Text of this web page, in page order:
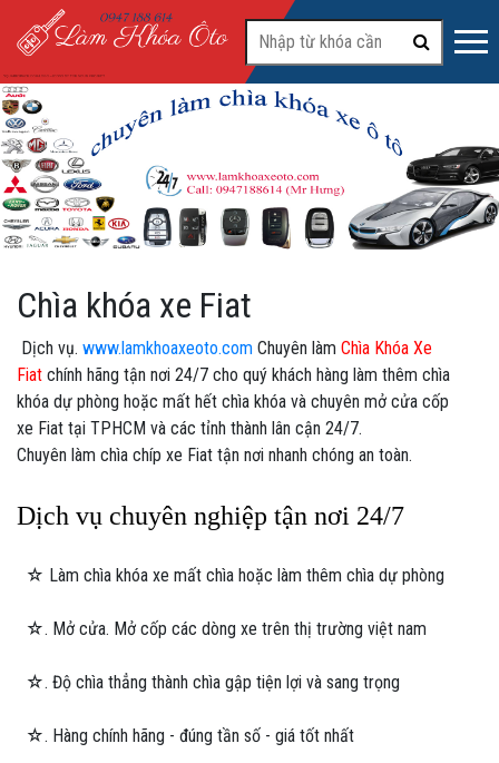
Chìa khóa xe Fiat
Dịch vụ. www.lamkhoaxeoto.com Chuyên làm Chìa Khóa Xe
Fiat chính hãng tận nơi 24/7 cho quý khách hàng làm thêm chìa
khóa dự phòng hoặc mất hết chìa khóa và chuyên mở cửa cốp
xe Fiat tại TPHCM và các tỉnh thành lân cận 24/7.
Chuyên làm chìa chíp xe Fiat tận nơi nhanh chóng an toàn.
Dịch vụ chuyên nghiệp tận nơi 24/7
☆ Làm chìa khóa xe mất chìa hoặc làm thêm chìa dự phòng
☆. Mở cửa. Mở cốp các dòng xe trên thị trường việt nam
☆. Độ chìa thẳng thành chìa gập tiện lợi và sang trọng
☆. Hàng chính hãng - đúng tần số - giá tốt nhất